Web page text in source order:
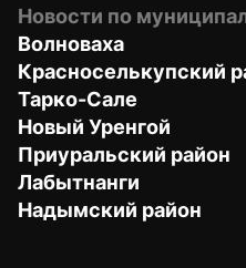
Новости по
Волноваха
Красноселькупский
Тарко-Сале
Новый Уренгой
Приуральский район
Лабытнанги
Надымский район